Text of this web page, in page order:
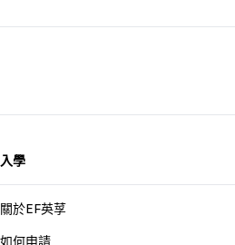
入學
關於EF英莩
如何申請